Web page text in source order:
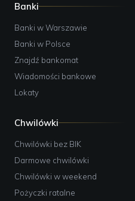
Banki
Banki w Warszawie
Banki w Polsce
Znajdź bankomat
Wiadomości bankowe
Lokaty
Chwilówki
Chwilówki bez BIK
Darmowe chwilówki
Chwilówki w weekend
Pożyczki ratalne